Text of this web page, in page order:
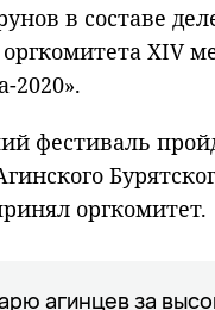
в составе
XIV
2020».
фестиваль
оргкомитет.
агинцев за